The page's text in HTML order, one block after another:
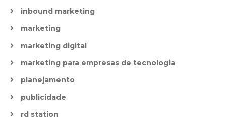
inbound marketing
marketing
marketing digital
marketing para empresas de tecnologia
planejamento
publicidade
rd station